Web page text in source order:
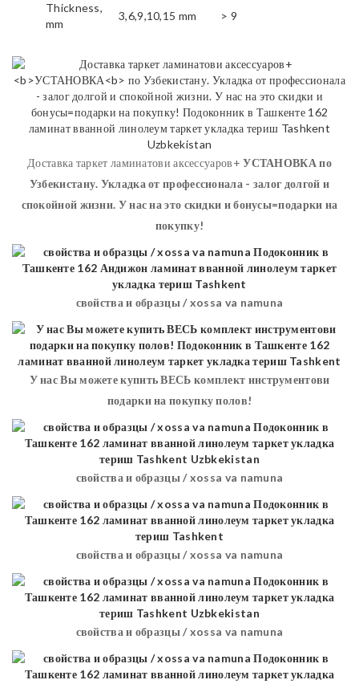
Thickness,
mm
3,6,9,10,15 mm > 9
Доставка таркет ламинатови аксессуаров+УСТАНОВКАпо
Узбекистану. Укладка от профессионала - залог долгой и
спокойной жизни. У нас на это скидки и бонусы=подарки на
покупку!
свойства и образцы / xossa va namuna
У нас Вы можете купить ВЕСЬ комплект инструментови
подарки на покупку полов!
свойства и образцы / xossa va namuna
свойства и образцы / xossa va namuna
свойства и образцы / xossa va namuna